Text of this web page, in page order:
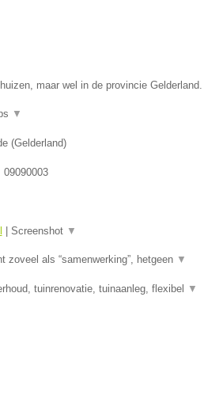
maar wel in de provincie Gelderland.
▼
(Gelderland)
09090003
Screenshot ▼
zoveel als “samenwerking”, hetgeen ▼
tuinrenovatie, tuinaanleg, flexibel ▼